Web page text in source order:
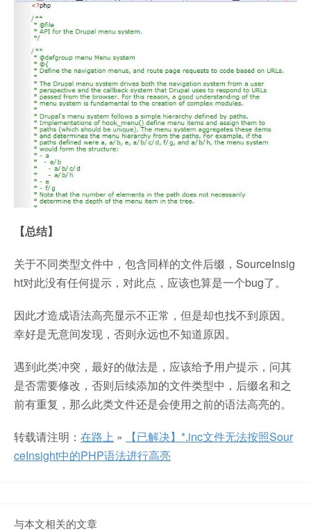
【总结】
关于不同类型文件中，包含同样的文件后缀，SourceInsig
ht对此没有任何提示，对此点，应该也算是一个bug了。
因此才造成语法高亮显示不正常，但是却也找不到原因。
幸好是无意间发现，否则永远也不知道原因。
遇到此类冲突，最好的做法是，应该给予用户提示，问其
是否需要修改，否则后续添加的文件类型中，后缀名和之
前有重复，那么此类文件还是会使用之前的语法高亮的。
转载请注明： 在路上 »
【已解决】*.inc文件无法按照Sour
ceInsight中的PHP语法进行高亮
与本文相关的文章